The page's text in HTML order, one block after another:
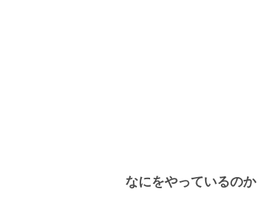
なにをやっているのか